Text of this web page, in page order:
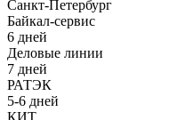
Санкт-Петербург
Байкал-сервис
6 дней
Деловые линии
7 дней
РАТЭК
5-6 дней
КИТ